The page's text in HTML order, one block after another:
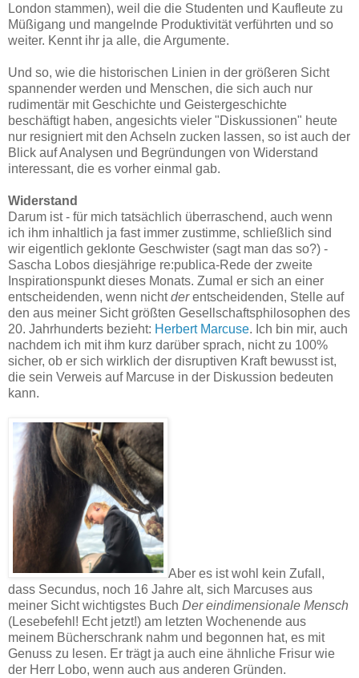
London stammen), weil die die Studenten und Kaufleute zu
Müßigang und mangelnde Produktivität verführten und so
weiter. Kennt ihr ja alle, die Argumente.
Und so, wie die historischen Linien in der größeren Sicht
spannender werden und Menschen, die sich auch nur
rudimentär mit Geschichte und Geistergeschichte
beschäftigt haben, angesichts vieler "Diskussionen" heute
nur resigniert mit den Achseln zucken lassen, so ist auch der
Blick auf Analysen und Begründungen von Widerstand
interessant, die es vorher einmal gab.
Widerstand
Darum ist - für mich tatsächlich überraschend, auch wenn
ich ihm inhaltlich ja fast immer zustimme, schließlich sind
wir eigentlich geklonte Geschwister (sagt man das so?) -
Sascha Lobos diesjährige re:publica-Rede der zweite
Inspirationspunkt dieses Monats. Zumal er sich an einer
entscheidenden, wenn nichtderentscheidenden, Stelle auf
den aus meiner Sicht größten Gesellschaftsphilosophen des
20. Jahrhunderts bezieht: Herbert Marcuse. Ich bin mir, auch
nachdem ich mit ihm kurz darüber sprach, nicht zu 100%
sicher, ob er sich wirklich der disruptiven Kraft bewusst ist,
die sein Verweis auf Marcuse in der Diskussion bedeuten
kann.
Aber es ist wohl kein Zufall,
dass Secundus, noch 16 Jahre alt, sich Marcuses aus
meiner Sicht wichtigstes Buch Der eindimensionale Mensch
(Lesebefehl! Echt jetzt!) am letzten Wochenende aus
meinem Bücherschrank nahm und begonnen hat, es mit
Genuss zu lesen. Er trägt ja auch eine ähnliche Frisur wie
der Herr Lobo, wenn auch aus anderen Gründen.